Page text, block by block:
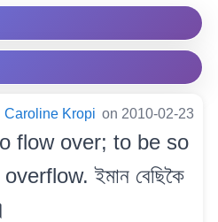
Caroline Kropi on 2010-02-23
flow over; to be so
ইমান বেছিকৈ